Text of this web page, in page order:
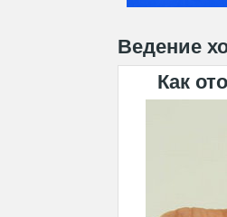
Ведение
Как